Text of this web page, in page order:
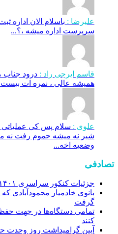
علیرضا : باسلام الان اداره
سرپرست اداره میشه ،؟...
قاسم ایرجی راد : درود جناب
همیشه عالی ، نمره ات
علوی : سلام پس کی
شیر نه میشه حموم رفت نه
وضعیه اخه...
تصادفی
جزئیات کنکور سراسری ۱۴۰۱ اعلام شد
بانوی خادمیار محمودآبادی
گرفت
تمامی دستگاه‌ها در جهت
کنند
آیین گرامیداشت روز وحدت